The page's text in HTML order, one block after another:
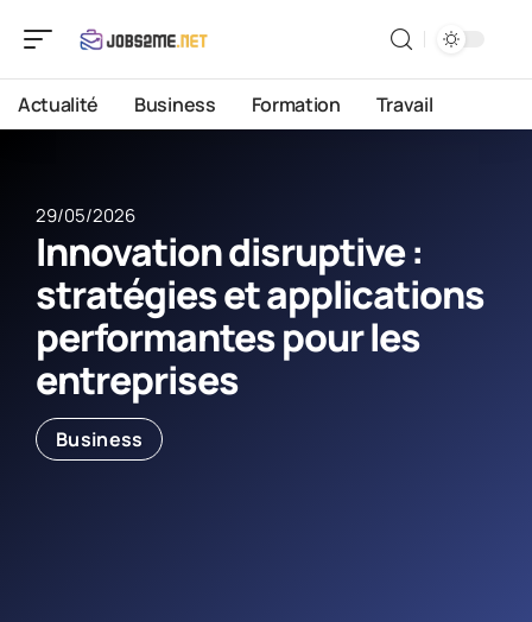
Actualité Business Formation Travail
29/05/2026
Innovation disruptive :
stratégies et applications
performantes pour les
entreprises
Business